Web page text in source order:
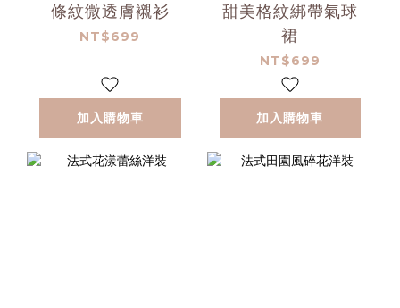
條紋微透膚襯衫
NT$699
加入購物車
甜美格紋綁帶氣球
裙
NT$699
加入購物車